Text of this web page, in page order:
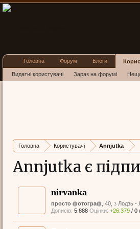
Головна Користувачі Annjutka
Annjutka є
nirvanka
просто фотограф , 40, з Лодзь -
Дописів: 5.888 Оцінки: +26.379 / 0 /
Головна Форум Блоги
Видатні користувачі Зараз на форумі